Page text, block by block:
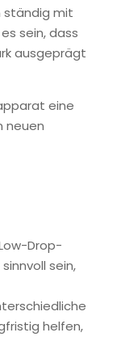
ständig mit
sein, dass
ausgeprägt
eine
neuen
Drop-
sein,
helfen,